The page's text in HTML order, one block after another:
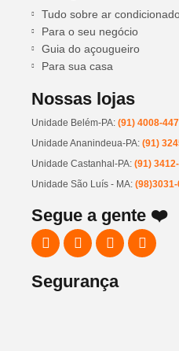
Tudo sobre ar
Para o seu negócio
Guia do açougueiro
Para sua casa
Nossas lojas
Unidade Belém-PA: (91) 4008-
Unidade Ananindeua-PA: (91)
Unidade Castanhal-PA: (91)
Unidade São Luís - MA:
Segue a gente ❤️
Segurança